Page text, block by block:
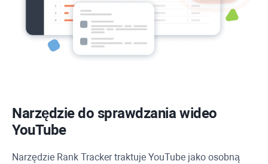
Narzędzie do sprawdzania wideo
YouTube
Narzędzie Rank Trackertraktuje YouTube jako osobną